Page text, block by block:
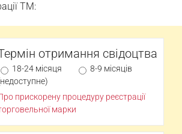
ТМ:
отримання свідоцтва
18-24 місяця
8-9 місяців
прискорену процедуру реєстрації
марки